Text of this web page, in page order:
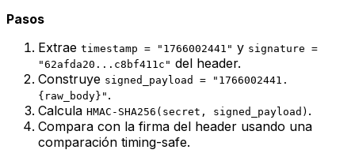
Pasos
Extrae timestamp = "1766002441" y signature =
"62afda20...c8bf411c" del header.
Construye signed_payload = "1766002441.
{raw_body}" .
Calcula HMAC-SHA256(secret, signed_payload) .
Compara con la firma del header usando una
comparación timing-safe.